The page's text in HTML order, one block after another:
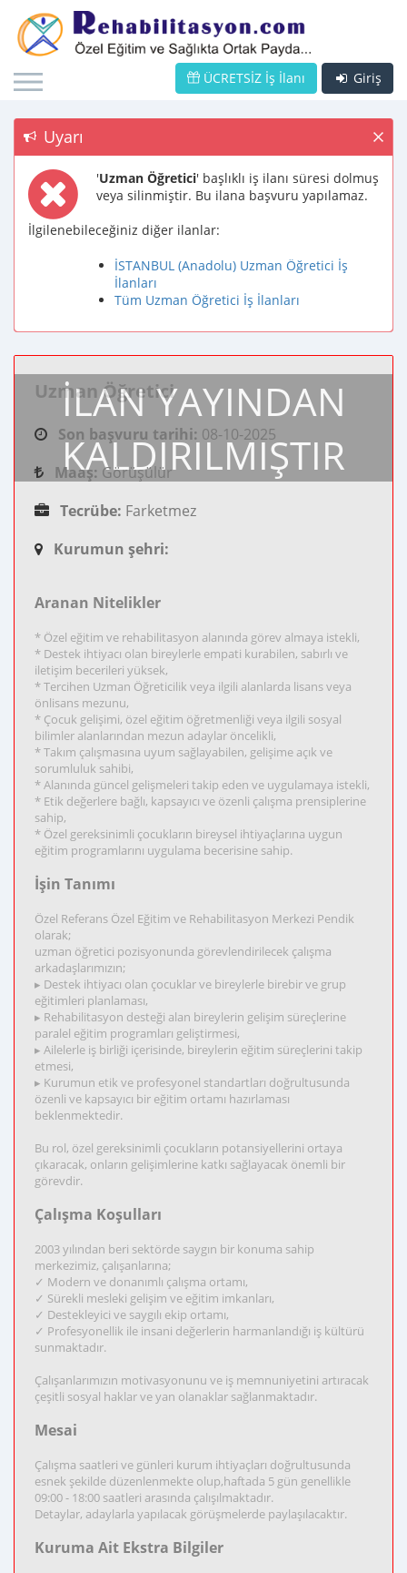
Giriş
ÜCRETSİZ İş İlanı
Uyarı
'Uzman Öğretici' başlıklı iş ilanı süresi dolmuş
veya silinmiştir. Bu ilana başvuru yapılamaz.
İlgilenebileceğiniz diğer ilanlar:
İSTANBUL (Anadolu) Uzman Öğretici İş
İlanları
Tüm Uzman Öğretici İş İlanları
İLAN YAYINDAN
KALDIRILMIŞTIR
Uzman Öğretici
Son başvuru tarihi: 08-10-2025
Maaş: Görüşülür
Tecrübe: Farketmez
Kurumun şehri:
Aranan Nitelikler
* Özel eğitim ve rehabilitasyon alanında görev almaya istekli,
* Destek ihtiyacı olan bireylerle empati kurabilen, sabırlı ve
iletişim becerileri yüksek,
* Tercihen Uzman Öğreticilik veya ilgili alanlarda lisans veya
önlisans mezunu,
* Çocuk gelişimi, özel eğitim öğretmenliği veya ilgili sosyal
bilimler alanlarından mezun adaylar öncelikli,
* Takım çalışmasına uyum sağlayabilen, gelişime açık ve
sorumluluk sahibi,
* Alanında güncel gelişmeleri takip eden ve uygulamaya istekli,
* Etik değerlere bağlı, kapsayıcı ve özenli çalışma prensiplerine
sahip,
* Özel gereksinimli çocukların bireysel ihtiyaçlarına uygun
eğitim programlarını uygulama becerisine sahip.
İşin Tanımı
Özel Referans Özel Eğitim ve Rehabilitasyon Merkezi Pendik
olarak;
uzman öğretici pozisyonunda görevlendirilecek çalışma
arkadaşlarımızın;
▸ Destek ihtiyacı olan çocuklar ve bireylerle birebir ve grup
eğitimleri planlaması,
▸ Rehabilitasyon desteği alan bireylerin gelişim süreçlerine
paralel eğitim programları geliştirmesi,
▸ Ailelerle iş birliği içerisinde, bireylerin eğitim süreçlerini takip
etmesi,
▸ Kurumun etik ve profesyonel standartları doğrultusunda
özenli ve kapsayıcı bir eğitim ortamı hazırlaması
beklenmektedir.
Bu rol, özel gereksinimli çocukların potansiyellerini ortaya
çıkaracak, onların gelişimlerine katkı sağlayacak önemli bir
görevdir.
Çalışma Koşulları
2003 yılından beri sektörde saygın bir konuma sahip
merkezimiz, çalışanlarına;
✓ Modern ve donanımlı çalışma ortamı,
✓ Sürekli mesleki gelişim ve eğitim imkanları,
✓ Destekleyici ve saygılı ekip ortamı,
✓ Profesyonellik ile insani değerlerin harmanlandığı iş kültürü
sunmaktadır.
Çalışanlarımızın motivasyonunu ve iş memnuniyetini artıracak
çeşitli sosyal haklar ve yan olanaklar sağlanmaktadır.
Mesai
Çalışma saatleri ve günleri kurum ihtiyaçları doğrultusunda
esnek şekilde düzenlenmekte olup,haftada 5 gün genellikle
09:00 - 18:00 saatleri arasında çalışılmaktadır.
Detaylar, adaylarla yapılacak görüşmelerde paylaşılacaktır.
Kuruma Ait Ekstra Bilgiler